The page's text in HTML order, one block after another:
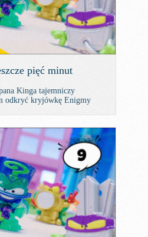
pięć minut
Kinga tajemniczy
odkryć kryjówkę Enigmy